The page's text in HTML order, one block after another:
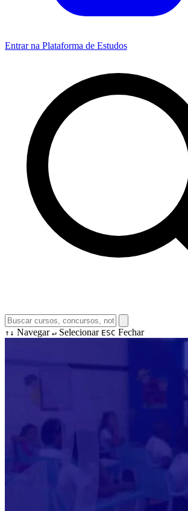
Entrar na Plataforma de Estudos
↑↓ Navegar ↵ Selecionar ESC Fechar